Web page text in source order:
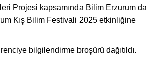
Projesi kapsamında Bilim Erzurum da
Kış Bilim Festivali 2025 etkinliğine
bilgilendirme broşürü dağıtıldı.